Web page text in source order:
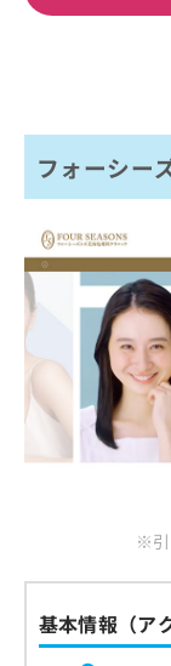
フォーシー
※
基本情報（ア